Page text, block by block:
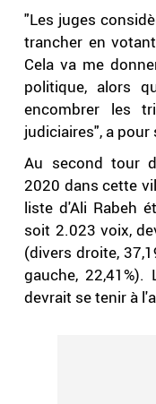
"Les juges
trancher en
Cela va me
politique, alors
encombrer les
judiciaires", a pour
Au second tour
2020 dans cette
liste d'Ali Rabeh
soit 2.023 voix,
(divers droite,
gauche,
devrait se tenir à